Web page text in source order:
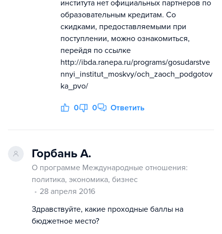
института нет официальных партнеров по
образовательным кредитам. Со
скидками, предоставляемыми при
поступлении, можно ознакомиться,
перейдя по ссылке
http://ibda.ranepa.ru/programs/gosudarstve
nnyi_institut_moskvy/och_zaoch_podgotov
ka_pvo/
0 0 Ответить
Горбань А.
О программе Международные отношения:
политика, экономика, бизнес
28 апреля 2016
Здравствуйте, какие проходные баллы на
бюджетное место?